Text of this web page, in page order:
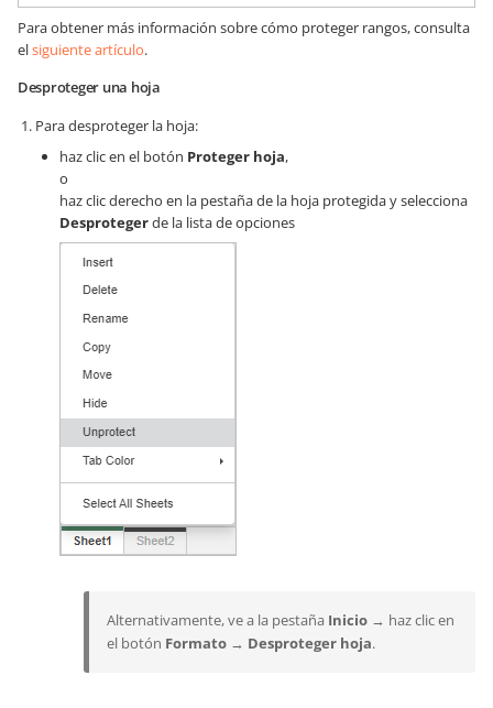
Para obtener más información sobre cómo proteger rangos, consulta
elsiguiente artículo.
Desproteger una hoja
Para desproteger la hoja:
haz clic en el botón Proteger hoja,
o
haz clic derecho en la pestaña de la hoja protegida y selecciona
Desprotegerde la lista de opciones
Alternativamente, ve a la pestaña Inicio → haz clic en
el botón Formato → Desproteger hoja.